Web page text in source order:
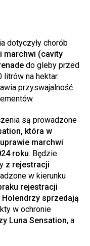
dotyczyły chorób
marchwi (cavity
do gleby przed
na hektar.
przyswajalność
są prowadzone
która w
marchwi
roku. Będzie
z rejestracji
w kierunku
rejestracji
sprzedają
w ochronie
Luna Sensation, a